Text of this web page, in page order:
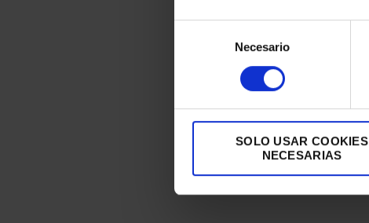
consentimiento
Necesario
SOLO USAR COOKIES
NECESARIAS